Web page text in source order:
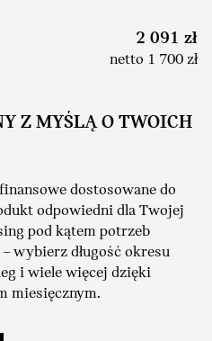
2 091 zł
netto 1 700 zł
Z MYŚLĄ O TWOICH
dostosowane do
odpowiedni dla Twojej
pod kątem potrzeb
wybierz długość okresu
i wiele więcej dzięki
miesięcznym.